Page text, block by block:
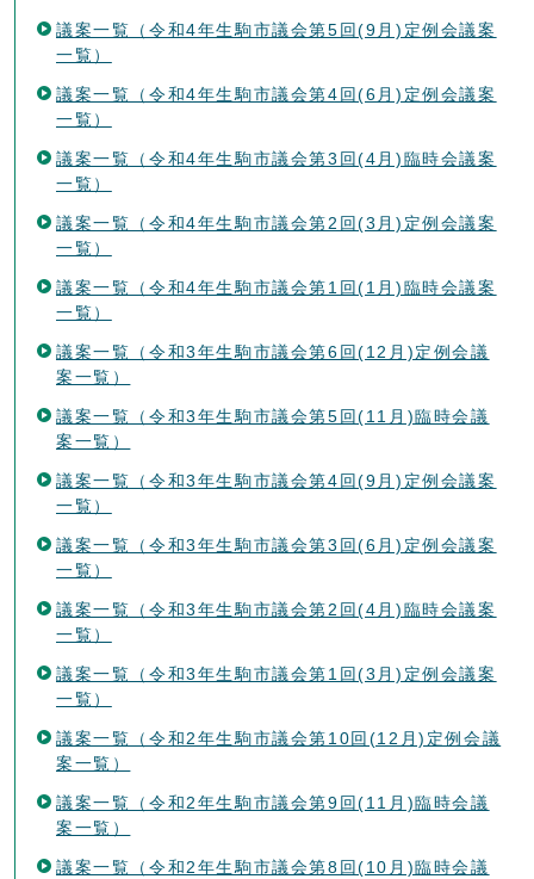
議案一覧（令和4年生駒市議会第5回(9月)定例会議案
一覧）
議案一覧（令和4年生駒市議会第4回(6月)定例会議案
一覧）
議案一覧（令和4年生駒市議会第3回(4月)臨時会議案
一覧）
議案一覧（令和4年生駒市議会第2回(3月)定例会議案
一覧）
議案一覧（令和4年生駒市議会第1回(1月)臨時会議案
一覧）
議案一覧（令和3年生駒市議会第6回(12月)定例会議
案一覧）
議案一覧（令和3年生駒市議会第5回(11月)臨時会議
案一覧）
議案一覧（令和3年生駒市議会第4回(9月)定例会議案
一覧）
議案一覧（令和3年生駒市議会第3回(6月)定例会議案
一覧）
議案一覧（令和3年生駒市議会第2回(4月)臨時会議案
一覧）
議案一覧（令和3年生駒市議会第1回(3月)定例会議案
一覧）
議案一覧（令和2年生駒市議会第10回(12月)定例会議
案一覧）
議案一覧（令和2年生駒市議会第9回(11月)臨時会議
案一覧）
議案一覧（令和2年生駒市議会第8回(10月)臨時会議